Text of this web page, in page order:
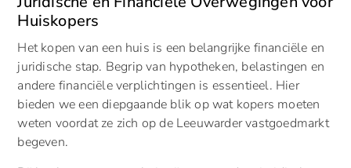
Huiskopers
Het kopen van een huis is een belangrijke financiële en
juridische stap. Begrip van hypotheken, belastingen en
andere financiële verplichtingen is essentieel. Hier
bieden we een diepgaande blik op wat kopers moeten
weten voordat ze zich op de Leeuwarder vastgoedmarkt
begeven.